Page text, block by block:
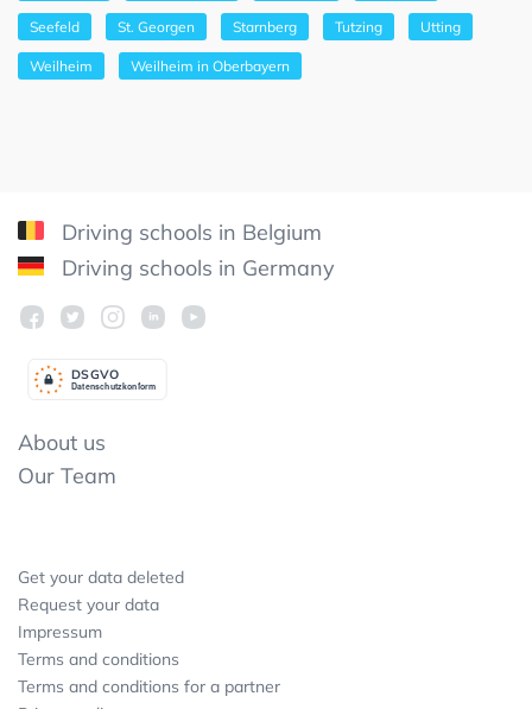
Seefeld St. Georgen Starnberg Tutzing Utting
Weilheim Weilheim in Oberbayern
Driving schools in Belgium
Driving schools in Germany
Datenschutzkonform
DSGVO
About us
Our Team
Get your data deleted
Request your data
Impressum
Terms and conditions
Terms and conditions for a partner